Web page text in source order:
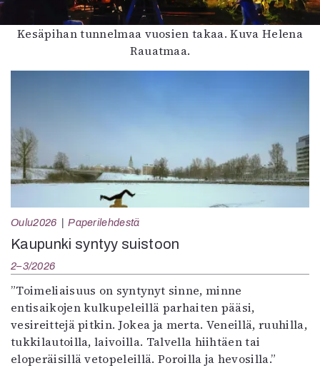
Kesäpihan tunnelmaa vuosien takaa. Kuva Helena
Rauatmaa.
Oulu2026 Paperilehdestä
Kaupunki syntyy suistoon
2–3/2026
”Toimeliaisuus on syntynyt sinne, minne
entisaikojen kulkupeleillä parhaiten pääsi,
vesireittejä pitkin. Jokea ja merta. Veneillä, ruuhilla,
tukkilautoilla, laivoilla. Talvella hiihtäen tai
eloperäisillä vetopeleillä. Poroilla ja hevosilla.”